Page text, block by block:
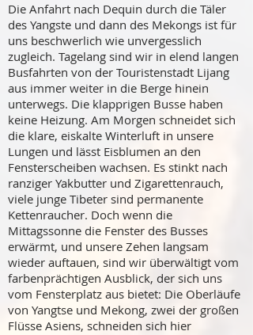
Die Anfahrt nach Dequin durch die Täler
des Yangste und dann des Mekongs ist für
uns beschwerlich wie unvergesslich
zugleich. Tagelang sind wir in elend langen
Busfahrten von der Touristenstadt Lijang
aus immer weiter in die Berge hinein
unterwegs. Die klapprigen Busse haben
keine Heizung. Am Morgen schneidet sich
die klare, eiskalte Winterluft in unsere
Lungen und lässt Eisblumen an den
Fensterscheiben wachsen. Es stinkt nach
ranziger Yakbutter und Zigarettenrauch,
viele junge Tibeter sind permanente
Kettenraucher. Doch wenn die
Mittagssonne die Fenster des Busses
erwärmt, und unsere Zehen langsam
wieder auftauen, sind wir überwältigt vom
farbenprächtigen Ausblick, der sich uns
vom Fensterplatz aus bietet: Die Oberläufe
von Yangtse und Mekong, zwei der großen
Flüsse Asiens, schneiden sich hier